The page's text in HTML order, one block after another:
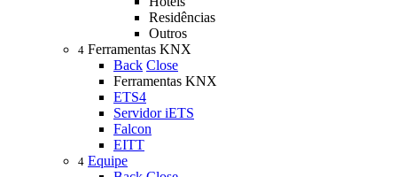
Residências
Outros
4 Ferramentas KNX
Back Close
Ferramentas KNX
ETS4
Servidor iETS
Falcon
EITT
4 Equipe